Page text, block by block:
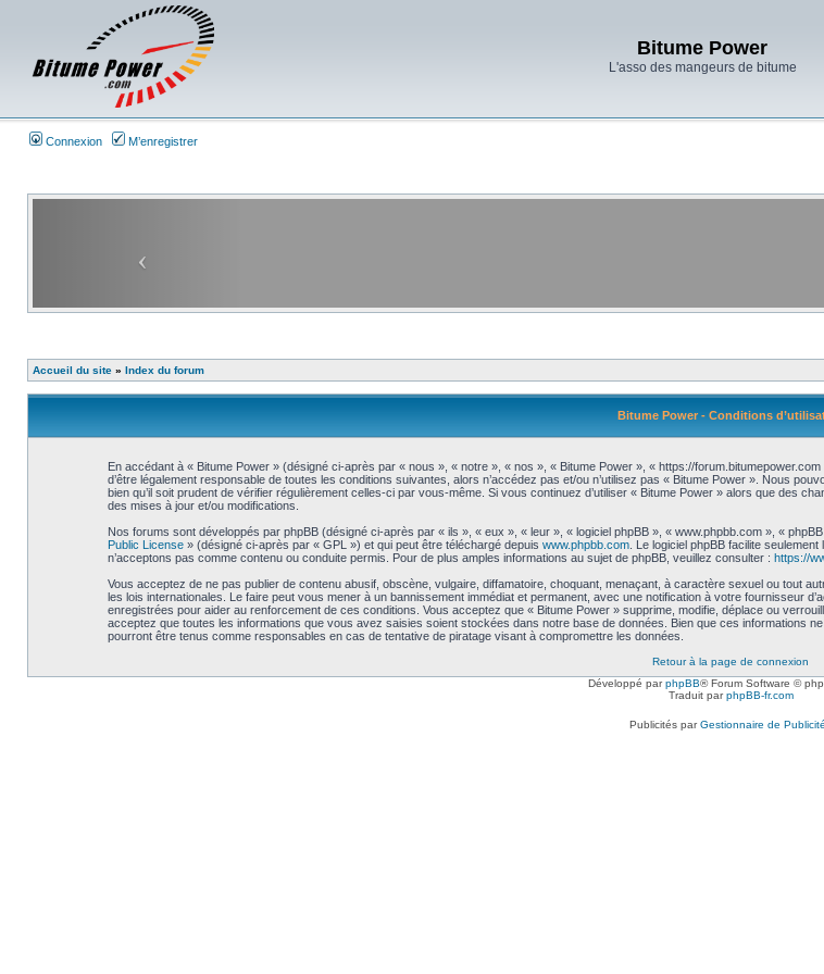
Bitume Power
L'asso des mangeurs de bitume
Connexion M’enregistrer
Accueil du site » Index du forum
Bitume Power - Conditions
En accédant à « Bitume Power » (désigné ci-après par « nous », « notre », « nos », « Bitume Power », « https://
d’être légalement responsable de toutes les conditions suivantes, alors n’accédez pas et/ou n’utilisez pas « Bitume Power ». Nous
bien qu’il soit prudent de vérifier régulièrement celles-ci par vous-même. Si vous continuez d’utiliser « Bitume Power » alors que des
des mises à jour et/ou modifications.
Nos forums sont développés par phpBB (désigné ci-après par « ils », « eux », « leur », « logiciel phpBB », « www.phpbb.com », «
Public License» (désigné ci-après par « GPL ») et qui peut être téléchargé depuis www.phpbb.com. Le logiciel phpBB facilite
n’acceptons pas comme contenu ou conduite permis. Pour de plus amples informations au sujet de phpBB, veuillez consulter : https://
Vous acceptez de ne pas publier de contenu abusif, obscène, vulgaire, diffamatoire, choquant, menaçant, à caractère sexuel ou tout
les lois internationales. Le faire peut vous mener à un bannissement immédiat et permanent, avec une notification à votre fournisseur
enregistrées pour aider au renforcement de ces conditions. Vous acceptez que « Bitume Power » supprime, modifie, déplace ou
acceptez que toutes les informations que vous avez saisies soient stockées dans notre base de données. Bien que ces informations
pourront être tenus comme responsables en cas de tentative de piratage visant à compromettre les données.
Retour à la page de connexion
Développé parphpBB® Forum Software ©
Traduit parphpBB-fr.com
Publicités parGestionnaire de